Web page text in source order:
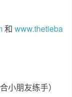
和 www.thetieba
小朋友练手）